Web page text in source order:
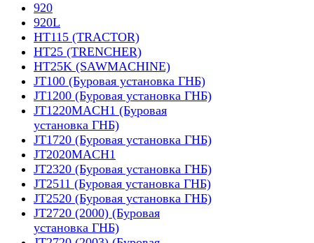
920
920L
HT115 (TRACTOR)
HT25 (TRENCHER)
HT25K (SAWMACHINE)
JT100 (Буровая установка ГНБ)
JT1200 (Буровая установка ГНБ)
JT1220MACH1 (Буровая
установка ГНБ)
JT1720 (Буровая установка ГНБ)
JT2020MACH1
JT2320 (Буровая установка ГНБ)
JT2511 (Буровая установка ГНБ)
JT2520 (Буровая установка ГНБ)
JT2720 (2000) (Буровая
установка ГНБ)